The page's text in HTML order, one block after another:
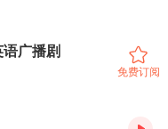
广播剧
免费订阅